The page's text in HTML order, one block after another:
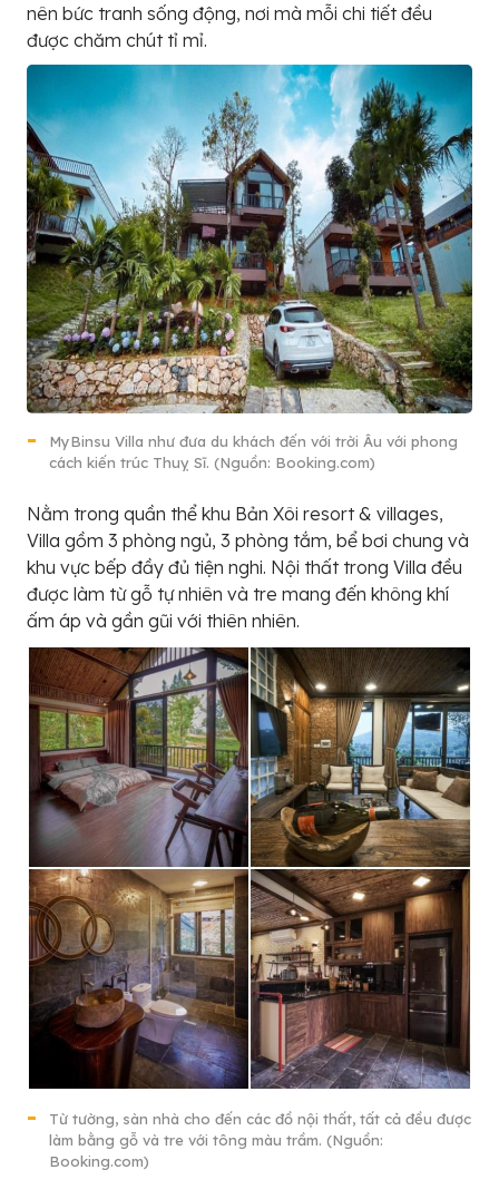
nên bức tranh sống động, nơi mà mỗi chi tiết đều
được chăm chút tỉ mỉ.
MyBinsu Villa như đưa du khách đến với trời Âu với phong
cách kiến trúc Thuỵ Sĩ. (Nguồn: Booking.com)
Nằm trong quần thể khu Bản Xôi resort & villages,
Villa gồm 3 phòng ngủ, 3 phòng tắm, bể bơi chung và
khu vực bếp đầy đủ tiện nghi. Nội thất trong Villa đều
được làm từ gỗ tự nhiên và tre mang đến không khí
ấm áp và gần gũi với thiên nhiên.
Từ tường, sàn nhà cho đến các đồ nội thất, tất cả đều được
làm bằng gỗ và tre với tông màu trầm. (Nguồn:
Booking.com)